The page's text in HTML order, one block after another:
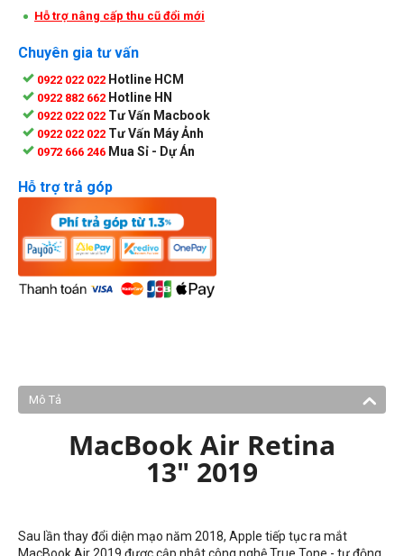
Hỗ trợ nâng cấp thu cũ đổi mới
Chuyên gia tư vấn
0922 022 022 Hotline HCM
0922 882 662 Hotline HN
0922 022 022 Tư Vấn Macbook
0922 022 022 Tư Vấn Máy Ảnh
0972 666 246 Mua Sỉ - Dự Án
Hỗ trợ trả góp
Mô Tả
MacBook Air Retina
13" 2019
Sau lần thay đổi diện mạo năm 2018, Apple tiếp tục ra mắt